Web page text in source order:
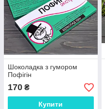
Шоколадка з гумором
Пофігін
170 ₴
Купити